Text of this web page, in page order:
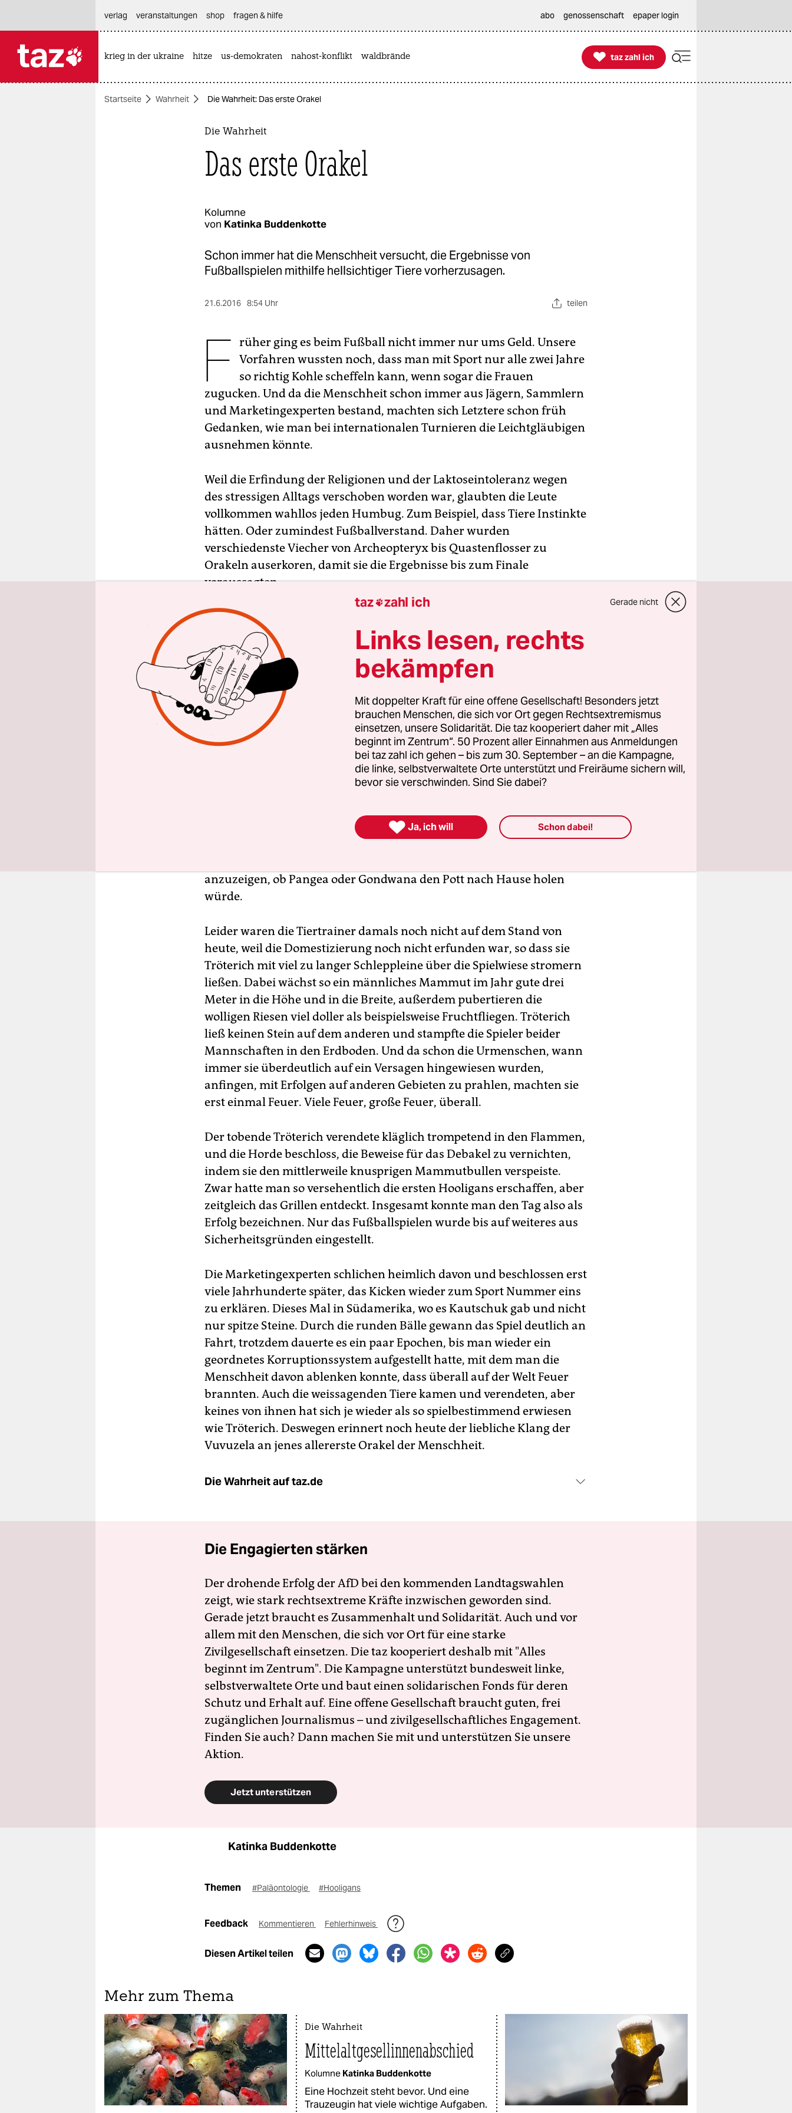
themen
verlag
veranstaltungen shop fragen & hilfe abo genossenschaft epaper login
krieg in der ukraine hitze us-demokraten nahost-konflikt waldbrände 
taz zahl ich
taz zahl ich
Startseite Wahrheit Die Wahrheit: Das erste Orakel
Die Wahrheit
Das erste Orakel
Kolumne
von Katinka Buddenkotte
Schon immer hat die Menschheit versucht, die Ergebnisse von
Fußballspielen mithilfe hellsichtiger Tiere vorherzusagen.
21.6.2016 8:54 Uhr teilen
F rüher ging es beim Fußball nicht immer nur ums Geld. Unsere
Vorfahren wussten noch, dass man mit Sport nur alle zwei Jahre
so richtig Kohle scheffeln kann, wenn sogar die Frauen
zugucken. Und da die Menschheit schon immer aus Jägern, Sammlern
und Marketingexperten bestand, machten sich Letztere schon früh
Gedanken, wie man bei internationalen Turnieren die Leichtgläubigen
ausnehmen könnte.
Weil die Erfindung der Religionen und der Laktoseintoleranz wegen
des stressigen Alltags verschoben worden war, glaubten die Leute
vollkommen wahllos jeden Humbug. Zum Beispiel, dass Tiere Instinkte
hätten. Oder zumindest Fußballverstand. Daher wurden
verschiedenste Viecher von Archeopteryx bis Quastenflosser zu
Orakeln auserkoren, damit sie die Ergebnisse bis zum Finale
voraussagten.
Dem Mammutkalb Tröterich etwa wurde anlässlich des ersten
anzuzeigen, ob Pangea oder Gondwana den Pott nach Hause holen
würde.
Leider waren die Tiertrainer damals noch nicht auf dem Stand von
heute, weil die Domestizierung noch nicht erfunden war, so dass sie
Tröterich mit viel zu langer Schleppleine über die Spielwiese stromern
ließen. Dabei wächst so ein männliches Mammut im Jahr gute drei
Meter in die Höhe und in die Breite, außerdem pubertieren die
wolligen Riesen viel doller als beispielsweise Fruchtfliegen. Tröterich
ließ keinen Stein auf dem anderen und stampfte die Spieler beider
Mannschaften in den Erdboden. Und da schon die Urmenschen, wann
immer sie überdeutlich auf ein Versagen hingewiesen wurden,
anfingen, mit Erfolgen auf anderen Gebieten zu prahlen, machten sie
erst einmal Feuer. Viele Feuer, große Feuer, überall.
Der tobende Tröterich verendete kläglich trompetend in den Flammen,
und die Horde beschloss, die Beweise für das Debakel zu vernichten,
indem sie den mittlerweile knusprigen Mammutbullen verspeiste.
Zwar hatte man so versehentlich die ersten Hooligans erschaffen, aber
zeitgleich das Grillen entdeckt. Insgesamt konnte man den Tag also als
Erfolg bezeichnen. Nur das Fußballspielen wurde bis auf weiteres aus
Sicherheitsgründen eingestellt.
Die Marketingexperten schlichen heimlich davon und beschlossen erst
viele Jahrhunderte später, das Kicken wieder zum Sport Nummer eins
zu erklären. Dieses Mal in Südamerika, wo es Kautschuk gab und nicht
nur spitze Steine. Durch die runden Bälle gewann das Spiel deutlich an
Fahrt, trotzdem dauerte es ein paar Epochen, bis man wieder ein
geordnetes Korruptionssystem aufgestellt hatte, mit dem man die
Menschheit davon ablenken konnte, dass überall auf der Welt Feuer
brannten. Auch die weissagenden Tiere kamen und verendeten, aber
keines von ihnen hat sich je wieder als so spielbestimmend erwiesen
wie Tröterich. Deswegen erinnert noch heute der liebliche Klang der
Vuvuzela an jenes allererste Orakel der Menschheit.
Die Wahrheit auf taz.de
Die Engagierten stärken
Der drohende Erfolg der AfD bei den kommenden Landtagswahlen
zeigt, wie stark rechtsextreme Kräfte inzwischen geworden sind.
Gerade jetzt braucht es Zusammenhalt und Solidarität. Auch und vor
allem mit den Menschen, die sich vor Ort für eine starke
Zivilgesellschaft einsetzen. Die taz kooperiert deshalb mit "Alles
beginnt im Zentrum". Die Kampagne unterstützt bundesweit linke,
selbstverwaltete Orte und baut einen solidarischen Fonds für deren
Schutz und Erhalt auf. Eine offene Gesellschaft braucht guten, frei
zugänglichen Journalismus – und zivilgesellschaftliches Engagement.
Finden Sie auch? Dann machen Sie mit und unterstützen Sie unsere
Aktion.
Jetzt unterstützen
Katinka Buddenkotte
Themen #Paläontologie #Hooligans
Feedback Kommentieren Fehlerhinweis
Diesen Artikel teilen
Mehr zum Thema
Die Wahrheit
Mittelaltgesellinnenabschied
Kolumne Katinka Buddenkotte
Eine Hochzeit steht bevor. Und eine
Trauzeugin hat viele wichtige Aufgaben.
taz zahl ich Gerade nicht
Links lesen, rechts
bekämpfen
Mit doppelter Kraft für eine offene Gesellschaft! Besonders jetzt
brauchen Menschen, die sich vor Ort gegen Rechtsextremismus
einsetzen, unsere Solidarität. Die taz kooperiert daher mit „Alles
beginnt im Zentrum“. 50 Prozent aller Einnahmen aus Anmeldungen
bei taz zahl ich gehen – bis zum 30. September – an die Kampagne,
die linke, selbstverwaltete Orte unterstützt und Freiräume sichern will,
bevor sie verschwinden. Sind Sie dabei?
 Ja, ich will Schon dabei!